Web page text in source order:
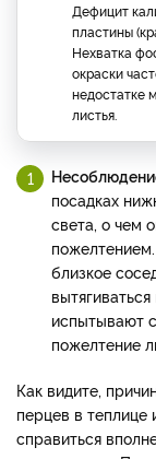
Дефицит
пластины
Нехватка
окраски
недостатке
листья.
посадках
света, о чем
близкое
испытывают
пожелтение
Как видите,
перцев в теплице
справиться